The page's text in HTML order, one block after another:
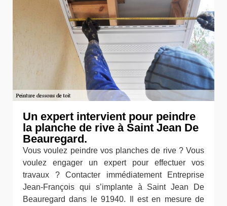
Un expert intervient pour peindre
la planche de rive à Saint Jean De
Beauregard.
Vous voulez peindre vos planches de rive ? Vous
voulez engager un expert pour effectuer vos
travaux ? Contacter immédiatement Entreprise
Jean-François qui s’implante à Saint Jean De
Beauregard dans le 91940. Il est en mesure de